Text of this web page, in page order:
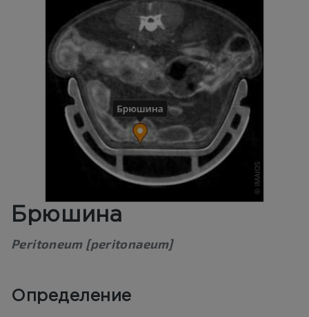
Брюшина
Peritoneum [peritonaeum]
Определение